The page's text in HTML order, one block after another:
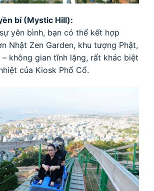
bí (Mystic Hill):
yên bình, bạn có thể kết hợp
Nhật Zen Garden, khu tượng Phật,
không gian tĩnh lặng, rất khác biệt
của Kiosk Phố Cổ.